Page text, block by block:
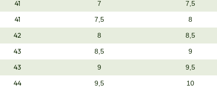
41 7 7,5
41 7,5 8
42 8 8,5
43 8,5 9
43 9 9,5
44 9,5 10